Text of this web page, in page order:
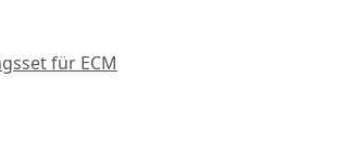
für ECM